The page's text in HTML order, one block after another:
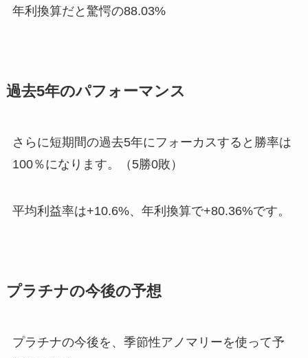
年利換算だと驚愕の88.03%
過去5年のパフォーマンス
さらに短期間の過去5年にフォーカスすると勝率は
100％になります。（5勝0敗）
平均利益率は+10.6%、年利換算で+80.36%です。
プラチナの今後の予想
プラチナの今後を、季節性アノマリーを使って予